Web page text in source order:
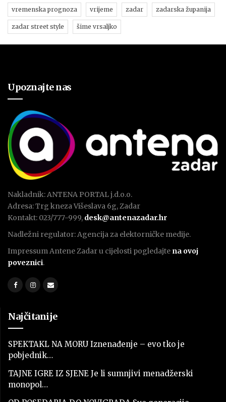
vremenska prognoza vrijeme zadar zadarska županija
zadar street style šime vrsaljko
Upoznajte nas
Nakladnik: ANTENA PORTAL j.d.o.o.
Adresa: Trg kneza Višeslava 6g, Zadar
Kontakt: 023/777-999, desk@antenazadar.hr
Nadležni regulator: Agencija za elektorničke medije.
Impressum Antene Zadar u cijelosti pogledajte na ovoj
poveznici.
Najčitanije
SPEKTAKL NA MORU Iznenađenje – evo tko je
pobjednik…
TAJNE IGRE IZ SJENE Je li sumnjivi menadžerski
monopol…